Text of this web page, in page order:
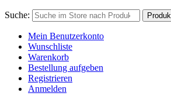
Suche:
Mein Benutzerkonto
Wunschliste
Warenkorb
Bestellung aufgeben
Registrieren
Anmelden